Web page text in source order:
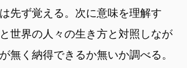
先ず覚える。次に意味を理解す
世界の人々の生き方と対照しなが
無く納得できるか無いか調べる。